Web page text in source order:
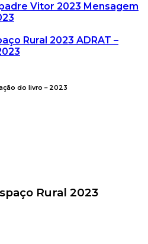
Mensagem
ADRAT –
do livro – 2023
Rural 2023